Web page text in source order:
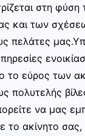
στη φύση
και των
πελάτες
το εύρος των
πολυτελής
να μας
το ακίνητο